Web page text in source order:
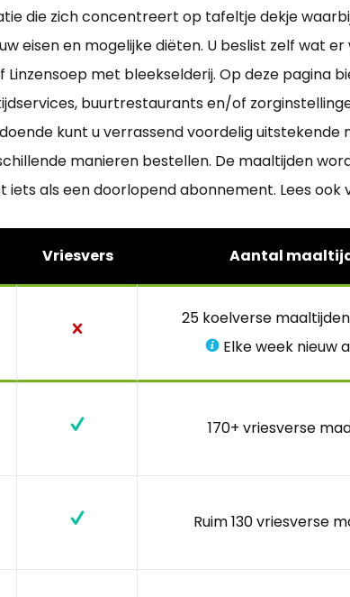
die zich concentreert op tafeltje dekje
eisen en mogelijke diëten. U beslist zelf wat
met bleekselderij. Op deze pagina
buurtrestaurants en/of
kunt u verrassend voordelig
manieren bestellen. De maaltijden
iets als een doorlopend abonnement. Lees ook
Vriesvers Aantal
25 koelverse
Elke week nieuw
170+ vriesverse
Ruim 130 vriesverse